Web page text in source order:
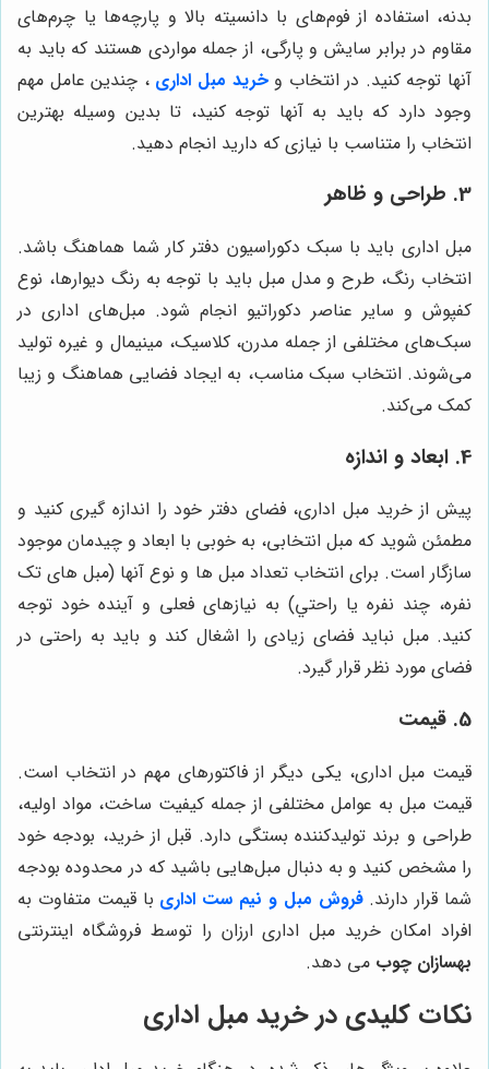
بدنه، استفاده از فوم‌های با دانسیته بالا و پارچه‌ها یا چرم‌های
مقاوم در برابر سایش و پارگی، از جمله مواردی هستند که باید به
آنها توجه کنید. در انتخاب وخرید مبل اداری ، چندین عامل مهم
وجود دارد که باید به آنها توجه کنید، تا بدین وسیله بهترین
انتخاب را متناسب با نیازی که دارید انجام دهید.
3. طراحی و ظاهر
مبل اداری باید با سبک دکوراسیون دفتر کار شما هماهنگ باشد.
انتخاب رنگ، طرح و مدل مبل باید با توجه به رنگ دیوارها، نوع
کفپوش و سایر عناصر دکوراتیو انجام شود. مبل‌های اداری در
سبک‌های مختلفی از جمله مدرن، کلاسیک، مینیمال و غیره تولید
می‌شوند. انتخاب سبک مناسب، به ایجاد فضایی هماهنگ و زیبا
کمک می‌کند.
4. ابعاد و اندازه
پیش از خرید مبل اداری، فضای دفتر خود را اندازه گیری کنید و
مطمئن شوید که مبل انتخابی، به خوبی با ابعاد و چیدمان موجود
سازگار است. برای انتخاب تعداد مبل ها و نوع آنها (مبل های تک
نفره، چند نفره یا راحتي) به نیازهای فعلی و آینده خود توجه
کنید. مبل نباید فضای زیادی را اشغال کند و باید به راحتی در
فضای مورد نظر قرار گیرد.
5. قیمت
قیمت مبل اداری، یکی دیگر از فاکتورهای مهم در انتخاب است.
قیمت مبل به عوامل مختلفی از جمله کیفیت ساخت، مواد اولیه،
طراحی و برند تولیدکننده بستگی دارد. قبل از خرید، بودجه خود
را مشخص کنید و به دنبال مبل‌هایی باشید که در محدوده بودجه
شما قرار دارند.فروش مبل و نیم ست اداری با قیمت متفاوت به
افراد امکان خرید مبل اداری ارزان را توسط فروشگاه اینترنتی
بهسازان چوب می دهد.
نکات کلیدی در خرید مبل اداری